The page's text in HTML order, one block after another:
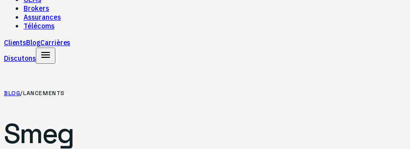
Brokers
Assurances
Télécoms
ClientsBlogCarrières
Discutons
menu
BLOG/LANCEMENTS
Smeg